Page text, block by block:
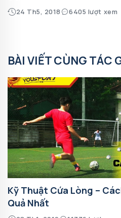
24 Th5, 2018 6405 lượt xem
BÀI VIẾT CÙNG TÁC
Kỹ Thuật Cứa Lòng –
Quả Nhất